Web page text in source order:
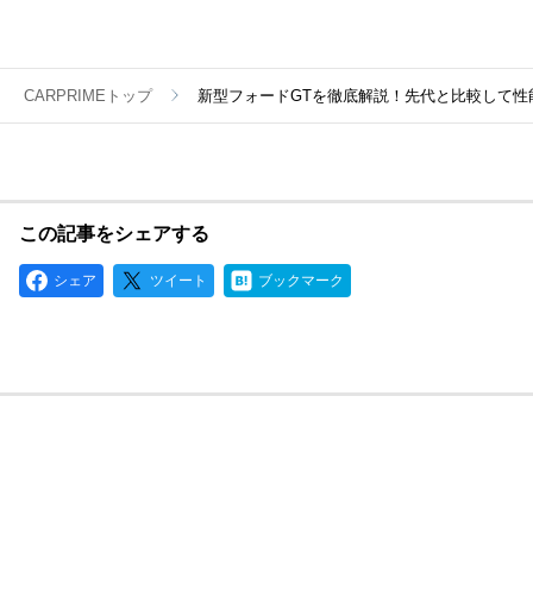
CARPRIMEトップ 新型フォードGTを徹底解説！先代と比較して
この記事をシェアする
シェア ツイート ブックマーク